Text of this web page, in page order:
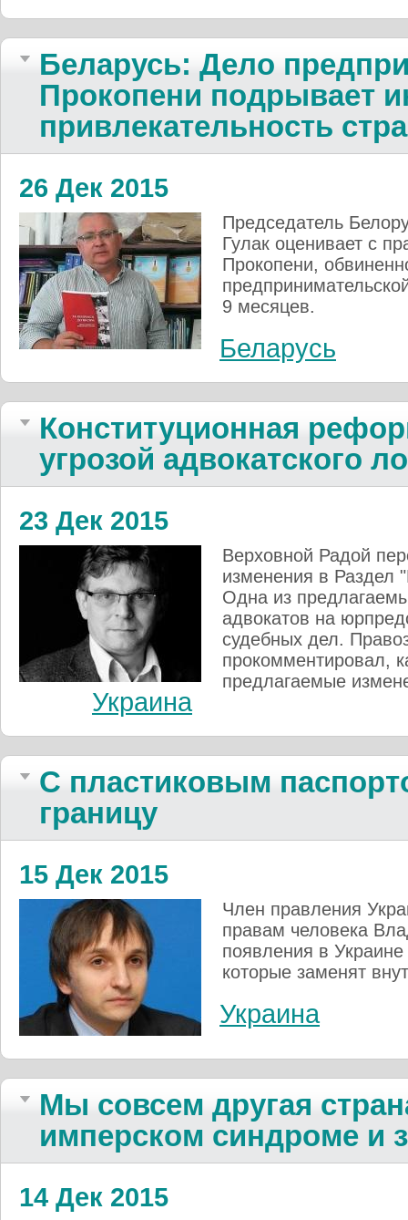
Беларусь: Дело
Прокопени подрывает
привлекательность
26 Дек 2015
Председатель
Гулак оценивает с
Прокопени,
9 месяцев.
Беларусь
Конституционная
угрозой адвокатского
23 Дек 2015
Верховной Радой
изменения в Раздел
Одна из
адвокатов на
судебных дел.
прокомментировал,
предлагаемые
Украина
С пластиковым
границу
15 Дек 2015
Член правления
правам человека
появления в
которые заменят
Украина
Мы совсем другая
имперском синдроме и
14 Дек 2015